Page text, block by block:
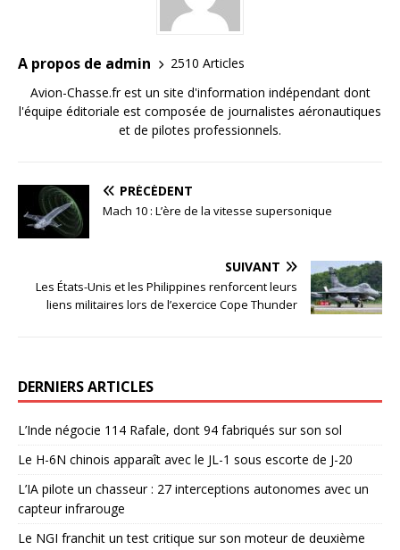
A propos de admin
2510 Articles
Avion-Chasse.fr est un site d'information indépendant dont
l'équipe éditoriale est composée de journalistes aéronautiques
et de pilotes professionnels.
PRÉCÉDENT
Mach 10 : L’ère de la vitesse supersonique
SUIVANT
Les États-Unis et les Philippines renforcent leurs
liens militaires lors de l’exercice Cope Thunder
DERNIERS ARTICLES
L’Inde négocie 114 Rafale, dont 94 fabriqués sur son sol
Le H-6N chinois apparaît avec le JL-1 sous escorte de J-20
L’IA pilote un chasseur : 27 interceptions autonomes avec un
capteur infrarouge
Le NGI franchit un test critique sur son moteur de deuxième